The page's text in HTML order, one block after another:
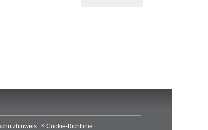
Cookie-Richtlinie